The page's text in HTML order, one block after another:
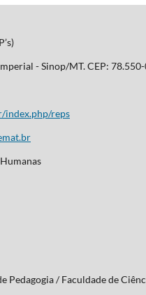
- Sinop/MT. CEP:
index.php/reps
/ Faculdade de